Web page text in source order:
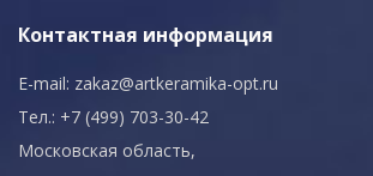
Контактная информация
E-mail: zakaz@artkeramika-opt.ru
Тел.: +7 (499) 703-30-42
Московская область,